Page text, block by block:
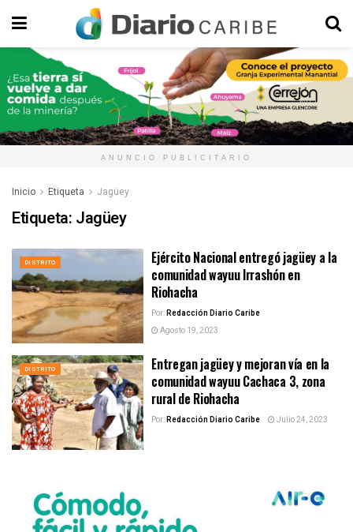
ANUNCIO PUBLICITARIO
Inicio Etiqueta Jagüey
Etiqueta: Jagüey
DISTRITO
Ejército Nacional entregó jagüey a la
comunidad wayuu Irrashón en
Riohacha
Por:Redacción Diario Caribe
Agosto 19, 2023
DISTRITO
Entregan jagüey y mejoran vía en la
comunidad wayuu Cachaca 3, zona
rural de Riohacha
Por:Redacción Diario Caribe Julio 24, 2023